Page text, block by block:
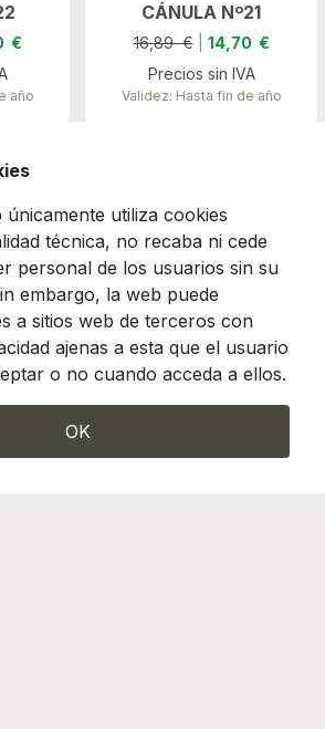
€
año
CÁNULA Nº21
16,89 €| 14,70 €
Precios sin IVA
Validez: Hasta fin de año
únicamente utiliza cookies
técnica, no recaba ni cede
personal de los usuarios sin su
embargo, la web puede
a sitios web de terceros con
ajenas a esta que el usuario
o no cuando acceda a ellos.
OK